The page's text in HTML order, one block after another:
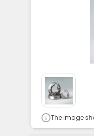
The image